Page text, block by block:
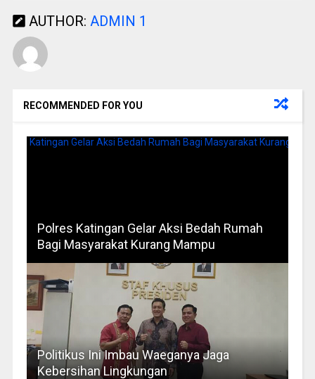
AUTHOR: ADMIN 1
RECOMMENDED FOR YOU
Polres Katingan Gelar Aksi Bedah Rumah
Bagi Masyarakat Kurang Mampu
Politikus Ini Imbau Waeganya Jaga
Kebersihan Lingkungan